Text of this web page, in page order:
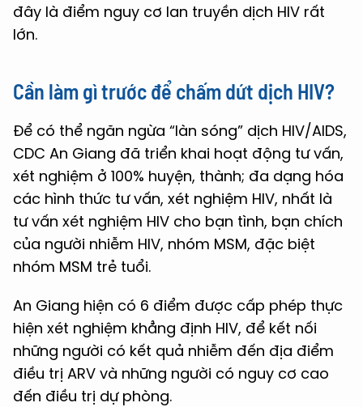
đây là điểm nguy cơ lan truyền dịch HIV rất
lớn.
Cần làm gì trước để chấm dứt dịch HIV?
Để có thể ngăn ngừa “làn sóng” dịch HIV/AIDS,
CDC An Giang đã triển khai hoạt động tư vấn,
xét nghiệm ở 100% huyện, thành; đa dạng hóa
các hình thức tư vấn, xét nghiệm HIV, nhất là
tư vấn xét nghiệm HIV cho bạn tình, bạn chích
của người nhiễm HIV, nhóm MSM, đặc biệt
nhóm MSM trẻ tuổi.
An Giang hiện có 6 điểm được cấp phép thực
hiện xét nghiệm khẳng định HIV, để kết nối
những người có kết quả nhiễm đến địa điểm
điều trị ARV và những người có nguy cơ cao
đến điều trị dự phòng.